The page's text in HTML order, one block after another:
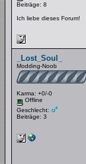
Beiträge: 8
Ich liebe dieses Forum!
_Lost_Soul_
Modding-Noob
Karma: +0/-0
Offline
Geschlecht:
Beiträge: 3